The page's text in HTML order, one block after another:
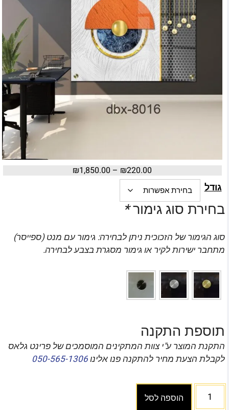
₪220.00
–
₪1,850.00
גודל
בחירת סוג גימור*
סוג הגימור של הזכוכית ניתן לבחירה: גימור עם מנט (ספייסר)
מתחבר ישירות לקיר או גימור מסגרת בצבע לבחירה.
תוספת התקנה
התקנת המוצר ע"י צוות המתקינים המוסמכים של פרינט גלאס
לקבלת הצעת מחיר להתקנה פנו אלינו050-565-1306
הוספה לסל